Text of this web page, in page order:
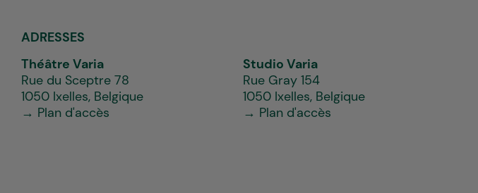
ADRESSES
Théâtre Varia
Rue du Sceptre 78
1050 Ixelles, Belgique
→ Plan d'accès
Studio Varia
Rue Gray 154
1050 Ixelles, Belgique
→ Plan d'accès